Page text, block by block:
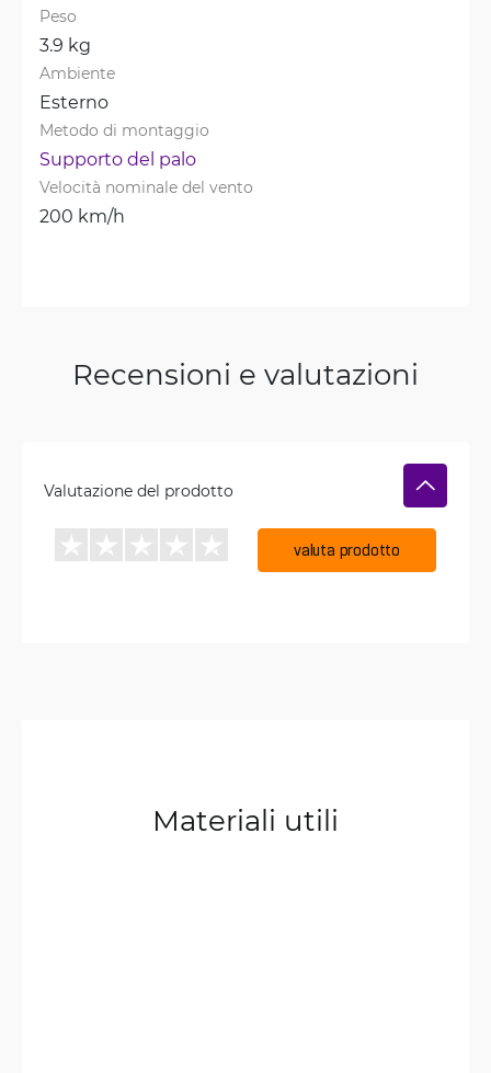
Peso
3.9 kg
Ambiente
Esterno
Metodo di montaggio
Supporto del palo
Velocità nominale del vento
200 km/h
Recensioni e valutazioni
Valutazione del prodotto
valuta prodotto
Materiali utili